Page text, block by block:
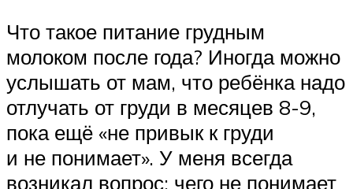
Что такое питание грудным
молоком после года? Иногда можно
услышать от мам, что ребёнка надо
отлучать от груди в месяцев 8-9,
пока ещё «не привык к груди
и не понимает». У меня всегда
возникал вопрос: чего не понимает